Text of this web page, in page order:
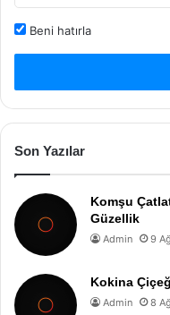
Beni hatırla
Son Yazılar
Komşu
Güzellik
Admin 9
Kokina
Admin 8